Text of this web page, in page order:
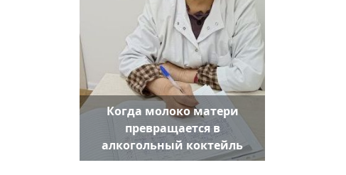
Когда молоко матери
превращается в
алкогольный коктейль